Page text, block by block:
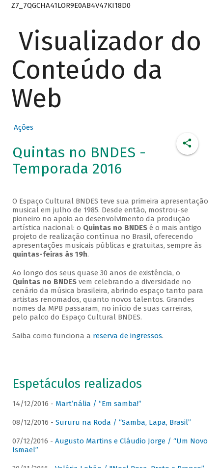
Z7_7QGCHA41LOR9E0AB4V47KI18D0
Visualizador do
Conteúdo da
Web
Ações
Quintas no BNDES -
Temporada 2016
O Espaço Cultural BNDES teve sua primeira apresentação
musical em julho de 1985. Desde então, mostrou-se
pioneiro no apoio ao desenvolvimento da produção
artística nacional: o Quintas no BNDESé o mais antigo
projeto de realização contínua no Brasil, oferecendo
apresentações musicais públicas e gratuitas, sempre às
quintas-feiras às 19h.
Ao longo dos seus quase 30 anos de existência, o
Quintas no BNDESvem celebrando a diversidade no
cenário da música brasileira, abrindo espaço tanto para
artistas renomados, quanto novos talentos. Grandes
nomes da MPB passaram, no início de suas carreiras,
pelo palco do Espaço Cultural BNDES.
Saiba como funciona a reserva de ingressos.
Espetáculos realizados
14/12/2016 - Mart’nália / “Em samba!”
08/12/2016 - Sururu na Roda / “Samba, Lapa, Brasil”
07/12/2016 - Augusto Martins e Cláudio Jorge / “Um Novo
Ismael”